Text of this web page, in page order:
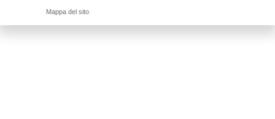
Mappa del sito